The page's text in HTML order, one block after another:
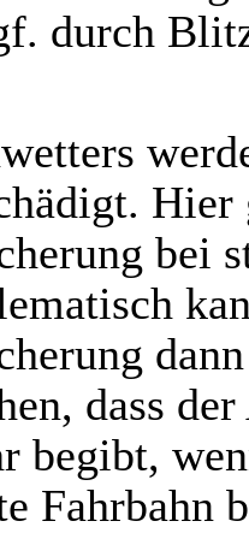
durch
bei
dass
begibt,
Fahrbahn